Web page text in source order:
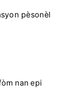
pèsonèl
nan epi